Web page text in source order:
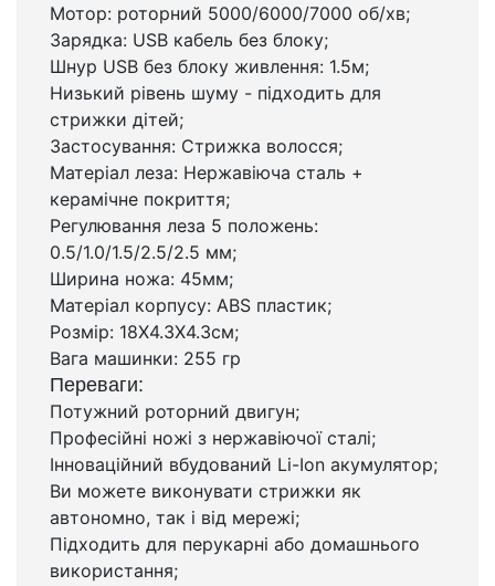
Мотор: роторний 5000/6000/7000 об/хв;
Зарядка: USB кабель без блоку;
Шнур USB без блоку живлення: 1.5м;
Низький рівень шуму - підходить для
стрижки дітей;
Застосування: Стрижка волосся;
Матеріал леза: Нержавіюча сталь +
керамічне покриття;
Регулювання леза 5 положень:
0.5/1.0/1.5/2.5/2.5 мм;
Ширина ножа: 45мм;
Матеріал корпусу: ABS пластик;
Розмір: 18X4.3X4.3см;
Вага машинки: 255 гр
Переваги:
Потужний роторний двигун;
Професійні ножі з нержавіючої сталі;
Інноваційний вбудований Li-Ion акумулятор;
Ви можете виконувати стрижки як
автономно, так і від мережі;
Підходить для перукарні або домашнього
використання;